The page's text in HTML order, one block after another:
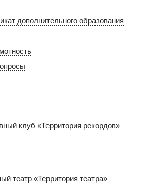
дополнительного образования
клуб «Территория рекордов»
театр «Территория театра»